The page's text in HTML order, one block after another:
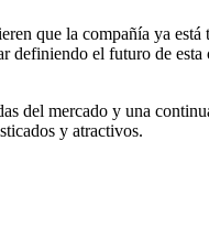
que la compañía ya
el futuro de
del mercado y una
y atractivos.